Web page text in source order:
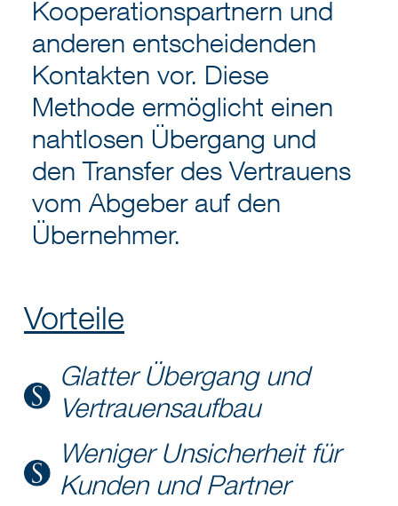
Kooperationspartnern und
anderen entscheidenden
Kontakten vor. Diese
Methode ermöglicht einen
nahtlosen Übergang und
den Transfer des Vertrauens
vom Abgeber auf den
Übernehmer.
Vorteile
Glatter Übergang und
Vertrauensaufbau
Weniger Unsicherheit für
Kunden und Partner